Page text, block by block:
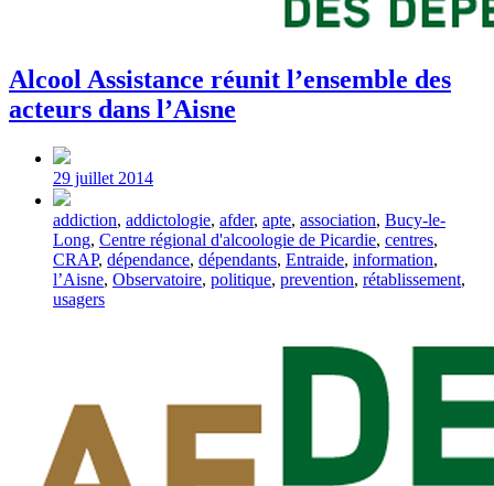
Alcool Assistance réunit l’ensemble des
acteurs dans l’Aisne
Post
date
29 juillet 2014
Tagged
with
addiction, addictologie, afder, apte, association, Bucy-le-
Long, Centre régional d'alcoologie de Picardie, centres,
CRAP, dépendance, dépendants, Entraide, information,
l’Aisne, Observatoire, politique, prevention, rétablissement,
usagers